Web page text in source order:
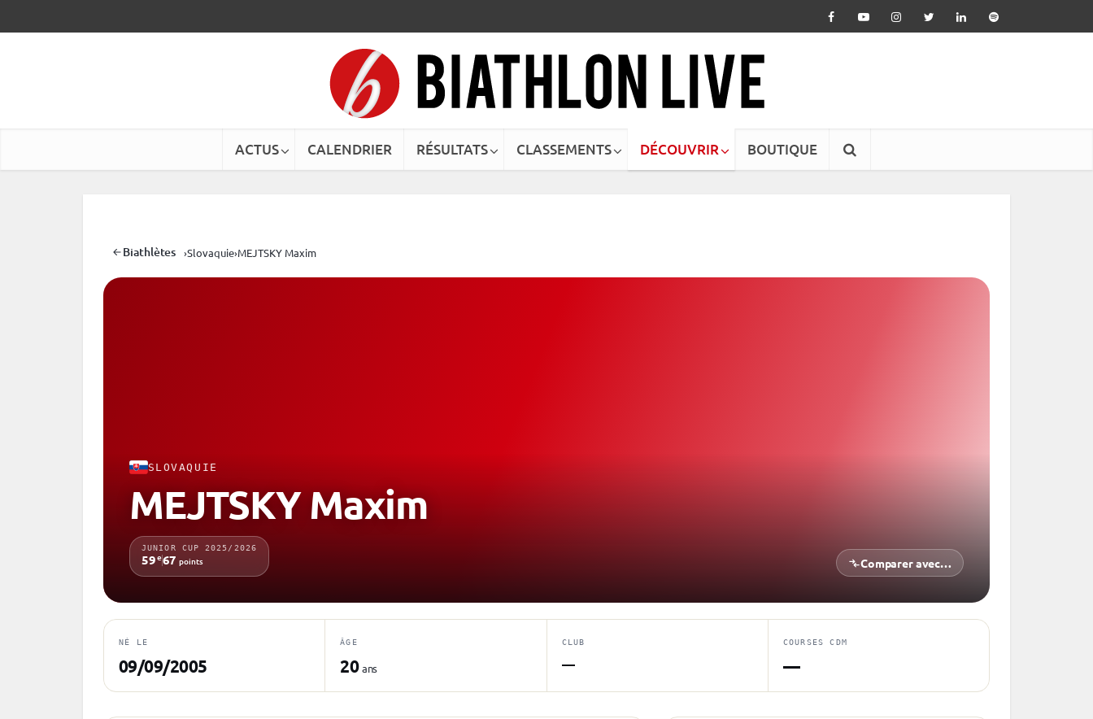
ACTUS CALENDRIER RÉSULTATS CLASSEMENTS DÉCOUVRIR BOUTIQUE
Biathlètes ›Slovaquie›MEJTSKY Maxim
SLOVAQUIE
MEJTSKY Maxim
JUNIOR CUP 2025/2026
59e67 points Comparer avec…
NÉ LE
09/09/2005
ÂGE
20 ans
CLUB
—
COURSES CDM
—